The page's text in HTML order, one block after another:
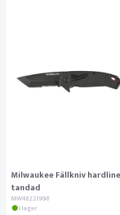
Milwaukee Fällkniv hardline
tandad
MW48221998
I lager